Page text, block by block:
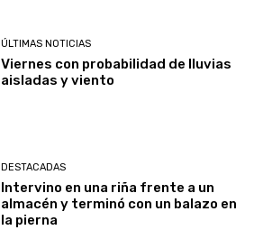
ÚLTIMAS NOTICIAS
Viernes con probabilidad de lluvias
aisladas y viento
DESTACADAS
Intervino en una riña frente a un
almacén y terminó con un balazo en
la pierna